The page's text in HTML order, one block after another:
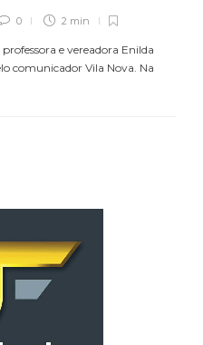
0 2 min
e vereadora Enilda
comunicador Vila Nova. Na